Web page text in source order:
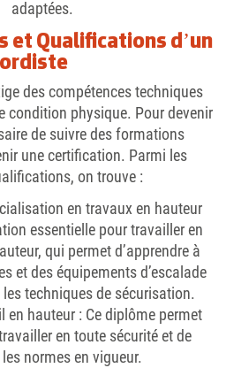
adaptées.
et Qualifications d’un
des compétences techniques
condition physique. Pour devenir
de suivre des formations
une certification. Parmi les
on trouve :
en travaux en hauteur
essentielle pour travailler en
qui permet d’apprendre à
et des équipements d’escalade
techniques de sécurisation.
en hauteur: Ce diplôme permet
en toute sécurité et de
normes en vigueur.